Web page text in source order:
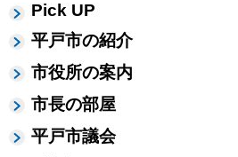
Pick UP
平戸市の紹介
市役所の案内
市長の部屋
平戸市議会